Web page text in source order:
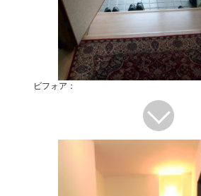
ビフォア：